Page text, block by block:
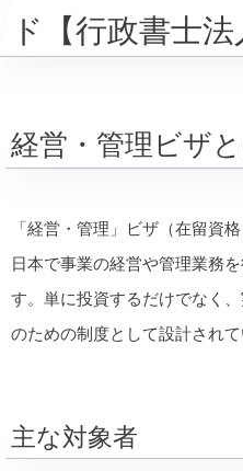
ド【行政書士法
経営・管理ビザ
「経営・管理」ビザ（在留資
日本で事業の経営や管理業務
す。単に投資するだけでなく
のための制度として設計されて
主な対象者